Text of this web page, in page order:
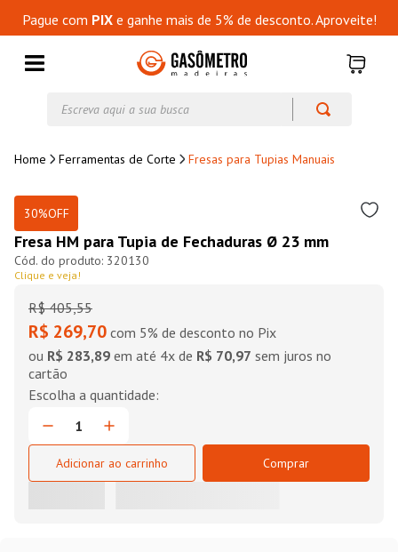
Pague com PIXe ganhe mais de 5% de desconto. Aproveite!
Ferramentas de Corte Fresas para Tupias Manuais
30%OFF
Fresa HM para Tupia de Fechaduras Ø 23 mm
320130
Clique e veja!
R$ 405,55
R$ 269,70 com 5% de desconto no Pix
ou R$ 283,89 em até 4x de R$ 70,97 sem juros no
cartão
Adicionar ao carrinho Comprar